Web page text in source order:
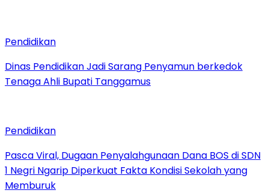
Pendidikan
Dinas Pendidikan Jadi Sarang Penyamun berkedok
Tenaga Ahli Bupati Tanggamus
Pendidikan
Pasca Viral, Dugaan Penyalahgunaan Dana BOS di SDN
1 Negri Ngarip Diperkuat Fakta Kondisi Sekolah yang
Memburuk